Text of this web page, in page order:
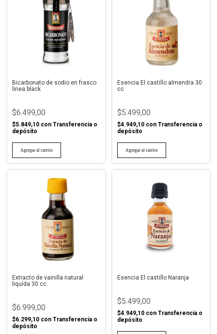
Bicarbonato de sodio en frasco
linea black
$6.499,00
$5.849,10 con Transferencia o
depósito
Esencia El castillo almendra 30
cc
$5.499,00
$4.949,10 con Transferencia o
depósito
Extracto de vainilla natural
liquida 30 cc
$6.999,00
$6.299,10 con Transferencia o
depósito
Esencia El castillo Naranja
$5.499,00
$4.949,10 con Transferencia o
depósito